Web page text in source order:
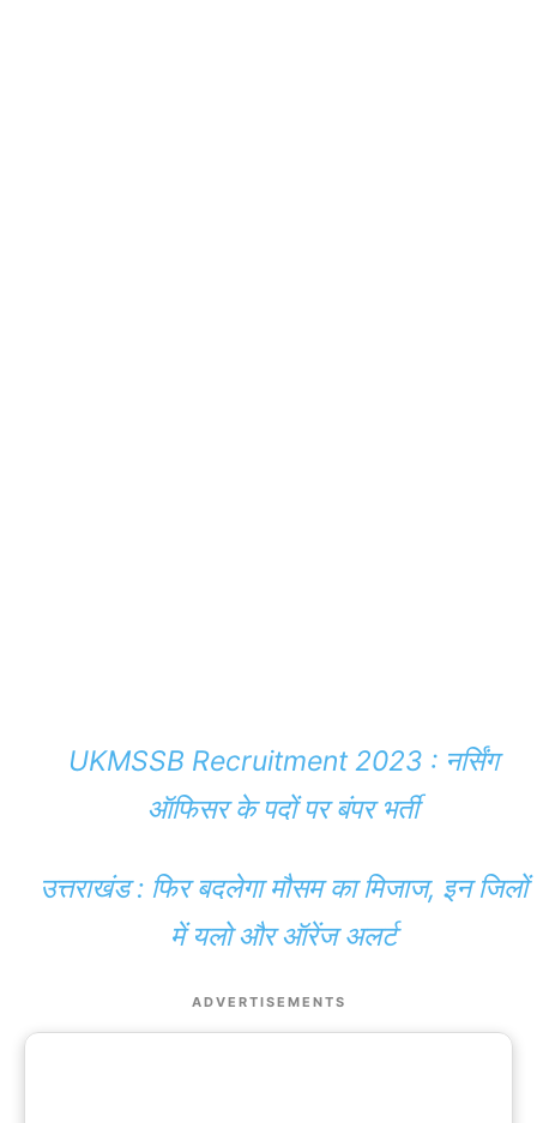
UKMSSB Recruitment 2023 : नर्सिंग
ऑफिसर के पदों पर बंपर भर्ती
उत्तराखंड : फिर बदलेगा मौसम का मिजाज, इन जिलों
में यलो और ऑरेंज अलर्ट
ADVERTISEMENTS